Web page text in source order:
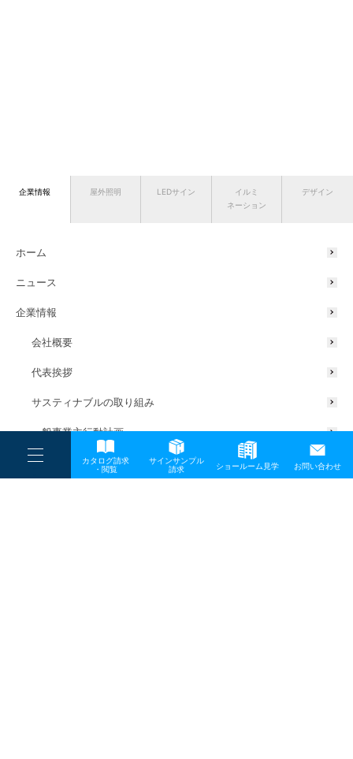
----
----
-
カタログ請求
・閲覧
サインサンプル
請求
ショールーム見学 お問い合わせ
企業情報 屋外照明 LEDサイン
イルミ
ネーション
デザイン
ホーム
ニュース
企業情報
会社概要
代表挨拶
サスティナブルの取り組み
一般事業主行動計画